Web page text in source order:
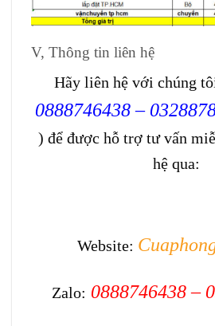
V, Thông tin liên hệ
Hãy liên hệ với chúng
0888746438 –
) để được hỗ trợ tư vấn
hệ qua:
Website:
Zalo: 0888746438 –